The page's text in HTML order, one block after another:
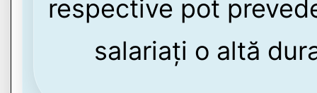
respective pot
salariați o altă